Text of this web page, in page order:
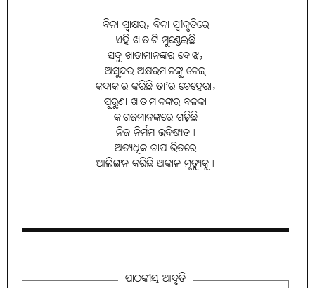
ବିନା ସ୍ଵାକ୍ଷର, ବିନା ସ୍ୱୀକୃତିରେ
ଏହି ଖାତାଟି ମୁଣ୍ଡେଇଛି
ସବୁ ଖାତାମାନଙ୍କର ବୋଝ,
ଅସୁନ୍ଦର ଅକ୍ଷରମାନଙ୍କୁ ନେଇ
କଦାକାର କରିଛି ତା’ର ଚେହେରା,
ପୁରୁଣା ଖାତାମାନଙ୍କର ବଳକା
କାଗଜମାନଙ୍କରେ ଗଢ଼ିଛି
ନିଜ ନିର୍ମମ ଭବିଷ୍ୟତ।
ଅତ୍ୟଧିକ ଚାପ ଭିତରେ
ଆଲିଙ୍ଗନ କରିଛି ଅକାଳ ମୃତ୍ୟୁକୁ।
ପାଠକୀୟ ଆଦୃତି